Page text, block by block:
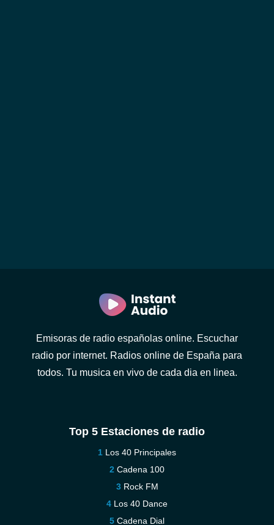
Emisoras de radio españolas online. Escuchar
radio por internet. Radios online de España para
todos. Tu musica en vivo de cada dia en linea.
Top 5 Estaciones de radio
Los 40 Principales
Cadena 100
Rock FM
Los 40 Dance
Cadena Dial